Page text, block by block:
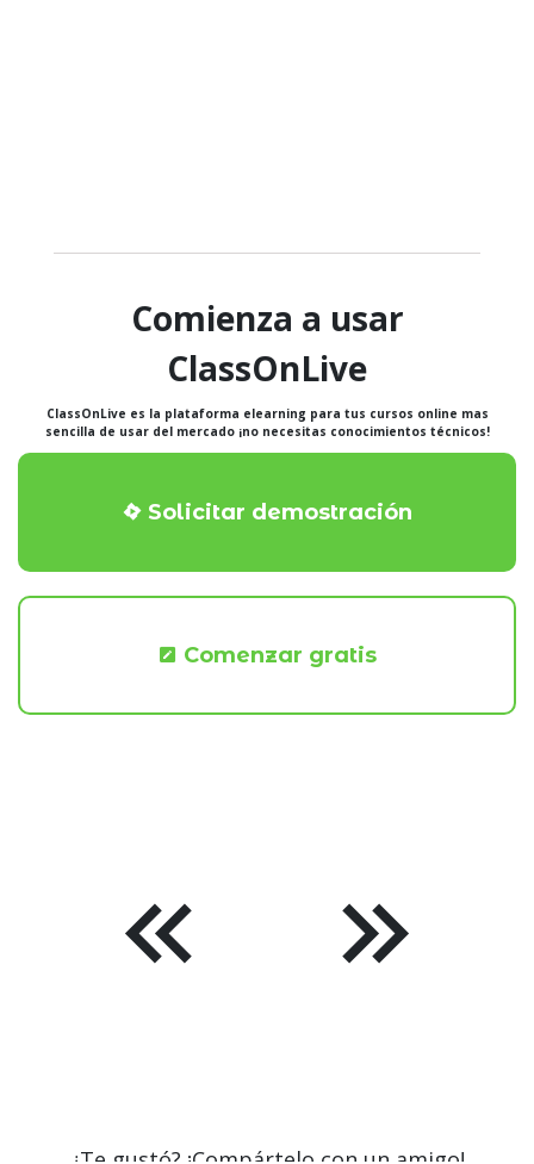
Comienza a usar
ClassOnLive
ClassOnLive es la plataforma elearning para tus cursos online mas
sencilla de usar del mercado ¡no necesitas conocimientos técnicos!
Solicitar demostración
Comenzar gratis